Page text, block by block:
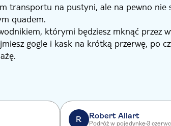
transportu na pustyni, ale na pewno nie
quadem.
którymi będziesz mknąć przez
gogle i kask na krótką przerwę, po
się po wodzie obmywającej plażę,
szeroki uśmiech na Twojej twarzy.
R Robert Allart
Podróż w pojedynkę3